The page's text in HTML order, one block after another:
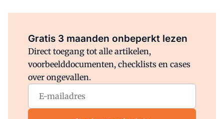
Gratis 3 maanden onbeperkt lezen
Direct toegang tot alle artikelen,
voorbeelddocumenten, checklists en cases
over ongevallen.